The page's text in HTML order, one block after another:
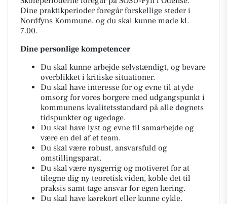
Dine praktikperioder foregår forskellige steder i
Nordfyns Kommune, og du skal kunne møde kl.
7.00.
Dine personlige kompetencer
Du skal kunne arbejde selvstændigt, og bevare
overblikket i kritiske situationer.
Du skal have interesse for og evne til at yde
omsorg for vores borgere med udgangspunkt i
kommunens kvalitetsstandard på alle døgnets
tidspunkter og ugedage.
Du skal have lyst og evne til samarbejde og
være en del af et team.
Du skal være robust, ansvarsfuld og
omstillingsparat.
Du skal være nysgerrig og motiveret for at
tilegne dig ny teoretisk viden, koble det til
praksis samt tage ansvar for egen læring.
Du skal have kørekort eller kunne cykle.